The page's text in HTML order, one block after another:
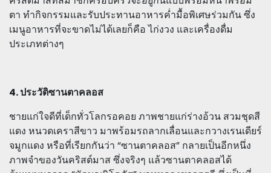
ตา ทำกิจกรรมและรับประทานอาหารค่ำมื้อพิเศษร่วมกัน ซึ่ง
เมนูอาหารที่จะขาดไม่ได้เลยก็คือ ไก่งวง และเครื่องดื่ม
ประเภทต่างๆ
4. ประวัติซานตาคลอส
ชายแก่ใจดีที่เด็กทั่วโลกรอคอย ภาพชายแก่ร่างอ้วน สวมชุดสี
แดง หนวดเคราสีขาว มาพร้อมรถลากเลื่อนและกวางเรนเดียร์
จมูกแดง หรือที่เรียกกันว่า “ซานตาคลอส” กลายเป็นอีกหนึ่ง
ภาพจำของวันคริสต์มาส ซึ่งจริงๆ แล้วซานตาคลอสได้